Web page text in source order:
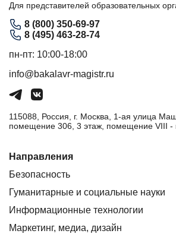
Для представителей образовательных
8 (800) 350-69-97
8 (495) 463-28-74
пн-пт: 10:00-18:00
info@bakalavr-magistr.ru
115088, Россия, г. Москва, 1-ая улица
помещение 306, 3 этаж, помещение VIII -
Направления
Безопасность
Гуманитарные и социальные науки
Информационные технологии
Маркетинг, медиа, дизайн